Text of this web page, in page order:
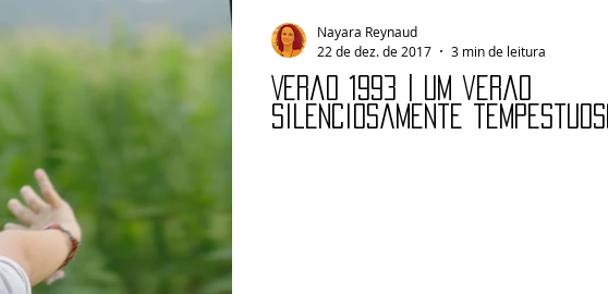
VERÃO 1993 | Um verão
silenciosamente tempestuoso
Nayara Reynaud
22 de dez. de 2017
3 min de leitura